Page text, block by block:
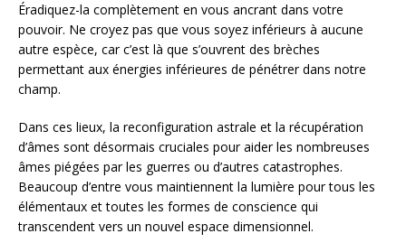
Éradiquez-la complètement en vous ancrant dans votre
pouvoir. Ne croyez pas que vous soyez inférieurs à aucune
autre espèce, car c’est là que s’ouvrent des brèches
permettant aux énergies inférieures de pénétrer dans notre
champ.
Dans ces lieux, la reconfiguration astrale et la récupération
d’âmes sont désormais cruciales pour aider les nombreuses
âmes piégées par les guerres ou d’autres catastrophes.
Beaucoup d’entre vous maintiennent la lumière pour tous les
élémentaux et toutes les formes de conscience qui
transcendent vers un nouvel espace dimensionnel.